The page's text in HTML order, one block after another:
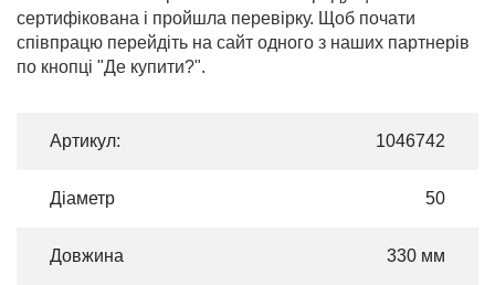
сертифікована і пройшла перевірку. Щоб почати
співпрацю перейдіть на сайт одного з наших партнерів
по кнопці "Де купити?".
Артикул: 1046742
Діаметр 50
Довжина 330 мм